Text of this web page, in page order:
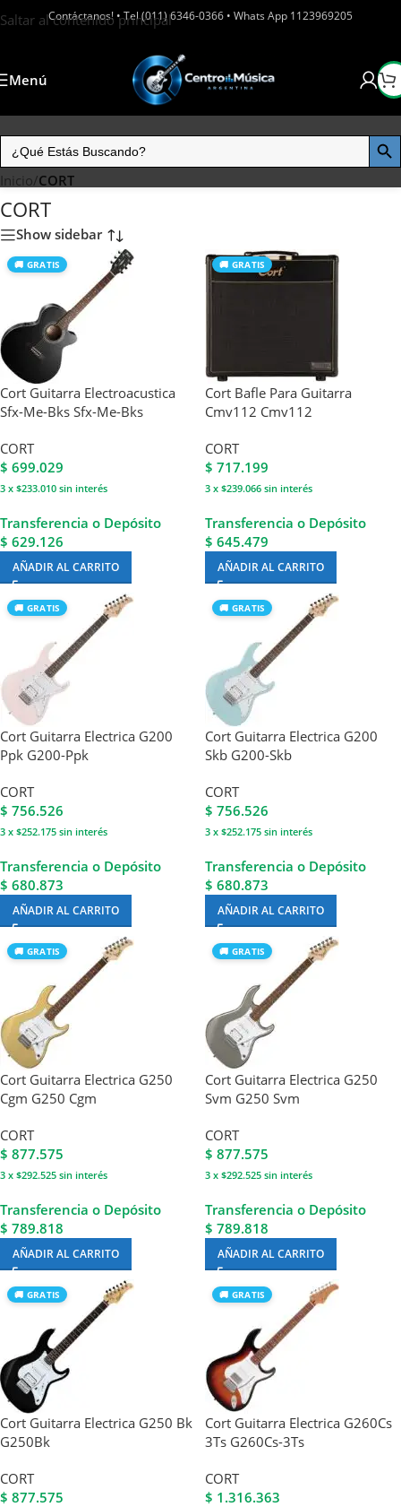
Saltar al contenido principal
Contáctanos! • Tel (011) 6346-0366 • Whats App 1123969205
Menú
Inicio/CORT
CORT
Show sidebar
🚚 GRATIS
Cort Guitarra Electroacustica
Sfx-Me-Bks Sfx-Me-Bks
CORT
$ 699.029
3 x $233.010 sin interés
Transferencia o Depósito
$ 629.126
AÑADIR AL CARRITO
🚚 GRATIS
Cort Bafle Para Guitarra
Cmv112 Cmv112
CORT
$ 717.199
3 x $239.066 sin interés
Transferencia o Depósito
$ 645.479
AÑADIR AL CARRITO
🚚 GRATIS
Cort Guitarra Electrica G200
Ppk G200-Ppk
CORT
$ 756.526
3 x $252.175 sin interés
Transferencia o Depósito
$ 680.873
AÑADIR AL CARRITO
🚚 GRATIS
Cort Guitarra Electrica G200
Skb G200-Skb
CORT
$ 756.526
3 x $252.175 sin interés
Transferencia o Depósito
$ 680.873
AÑADIR AL CARRITO
🚚 GRATIS
Cort Guitarra Electrica G250
Cgm G250 Cgm
CORT
$ 877.575
3 x $292.525 sin interés
Transferencia o Depósito
$ 789.818
AÑADIR AL CARRITO
🚚 GRATIS
Cort Guitarra Electrica G250
Svm G250 Svm
CORT
$ 877.575
3 x $292.525 sin interés
Transferencia o Depósito
$ 789.818
AÑADIR AL CARRITO
🚚 GRATIS
Cort Guitarra Electrica G250 Bk
G250Bk
CORT
$ 877.575
🚚 GRATIS
Cort Guitarra Electrica G260Cs
3Ts G260Cs-3Ts
CORT
$ 1.316.363